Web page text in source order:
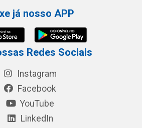
já nosso APP
Redes Sociais
Instagram
Facebook
YouTube
LinkedIn